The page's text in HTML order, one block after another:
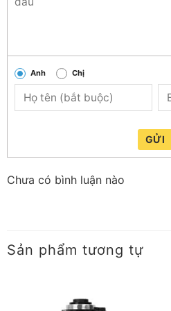
đạt hiệu quả xay, nấu cao nhất.
Anh Chị
GỬI
Chưa có bình luận nào
Sản phẩm tương tự